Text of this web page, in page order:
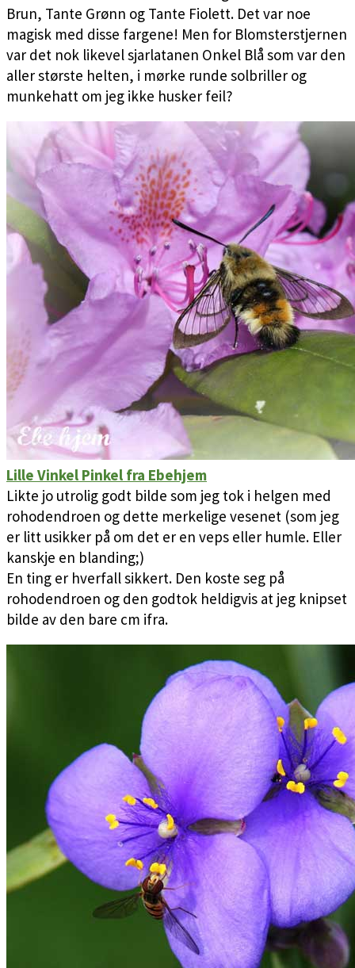
Brun, Tante Grønn og Tante Fiolett. Det var noe
magisk med disse fargene! Men for Blomsterstjernen
var det nok likevel sjarlatanen Onkel Blå som var den
aller største helten, i mørke runde solbriller og
munkehatt om jeg ikke husker feil?
Lille Vinkel Pinkel fra Ebehjem
Likte jo utrolig godt bilde som jeg tok i helgen med
rohodendroen og dette merkelige vesenet (som jeg
er litt usikker på om det er en veps eller humle. Eller
kanskje en blanding;)
En ting er hverfall sikkert. Den koste seg på
rohodendroen og den godtok heldigvis at jeg knipset
bilde av den bare cm ifra.